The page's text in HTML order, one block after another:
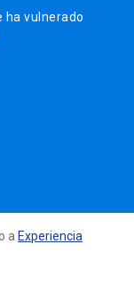
ha vulnerado
a Experiencia